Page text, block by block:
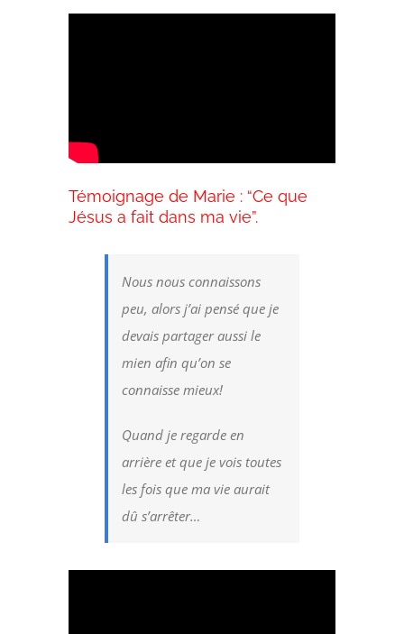
Témoignage de Marie : “Ce que
Jésus a fait dans ma vie”.
Nous nous connaissons
peu, alors j’ai pensé que je
devais partager aussi le
mien afin qu’on se
connaisse mieux!
Quand je regarde en
arrière et que je vois toutes
les fois que ma vie aurait
dû s’arrêter…